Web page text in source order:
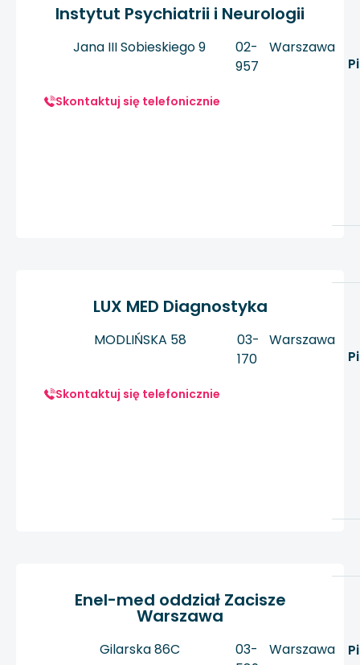
Instytut Psychiatrii i Neurologii
Jana III Sobieskiego 9
02-
957
Warszawa
Skontaktuj się telefonicznie
LUX MED Diagnostyka
MODLIŃSKA 58
03-
170
Warszawa
Skontaktuj się telefonicznie
Enel-med oddział Zacisze
Warszawa
Gilarska 86C
03-
Warszawa